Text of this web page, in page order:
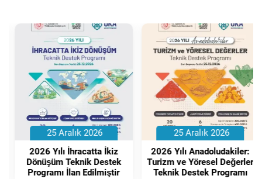
25 Aralık 2026
2026 Yılı İhracatta İkiz
Dönüşüm Teknik Destek
Programı İlan Edilmiştir
25 Aralık 2026
2026 Yılı Anadoludakiler:
Turizm ve Yöresel Değerler
Teknik Destek Programı